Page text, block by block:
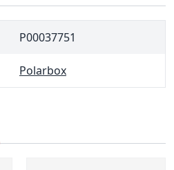
P00037751
Polarbox